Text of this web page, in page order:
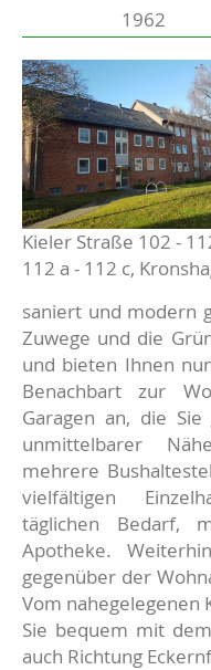
Basisdaten zur
1962
Kieler Straße 102 -
112 a - 112 c,
Beschreibung
saniert und modern
Zuwege und die
und bieten Ihnen
Benachbart zur
Garagen an, die
unmittelbarer
mehrere
vielfältigen
täglichen Bedarf,
Apotheke.
gegenüber der
Vom nahegelegenen
Sie bequem mit
auch Richtung